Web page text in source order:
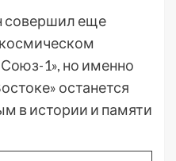
совершил еще
1», но именно
останется
в истории и памяти